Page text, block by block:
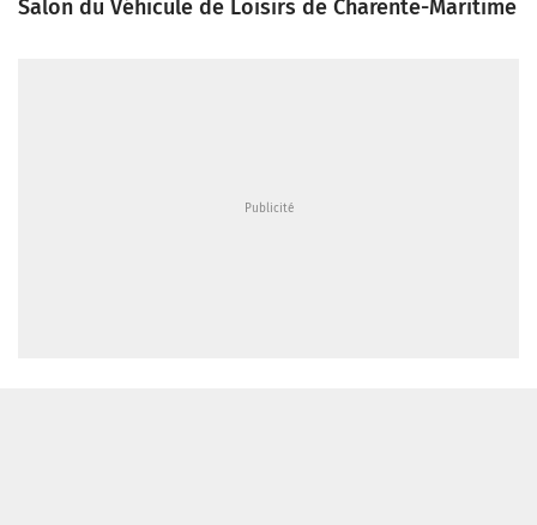
Salon du Véhicule de Loisirs de Charente-Maritime